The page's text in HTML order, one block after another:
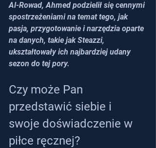
Al-Rowad, Ahmed podzielił się cennymi
spostrzeżeniami na temat tego, jak
pasja, przygotowanie i narzędzia oparte
na danych, takie jak Steazzi,
ukształtowały ich najbardziej udany
sezon do tej pory.
Czy może Pan
przedstawić siebie i
swoje doświadczenie w
piłce ręcznej?